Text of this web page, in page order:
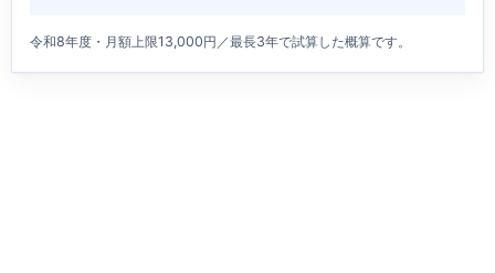
令和8年度・月額上限13,000円／最長3年で試算した概算です。